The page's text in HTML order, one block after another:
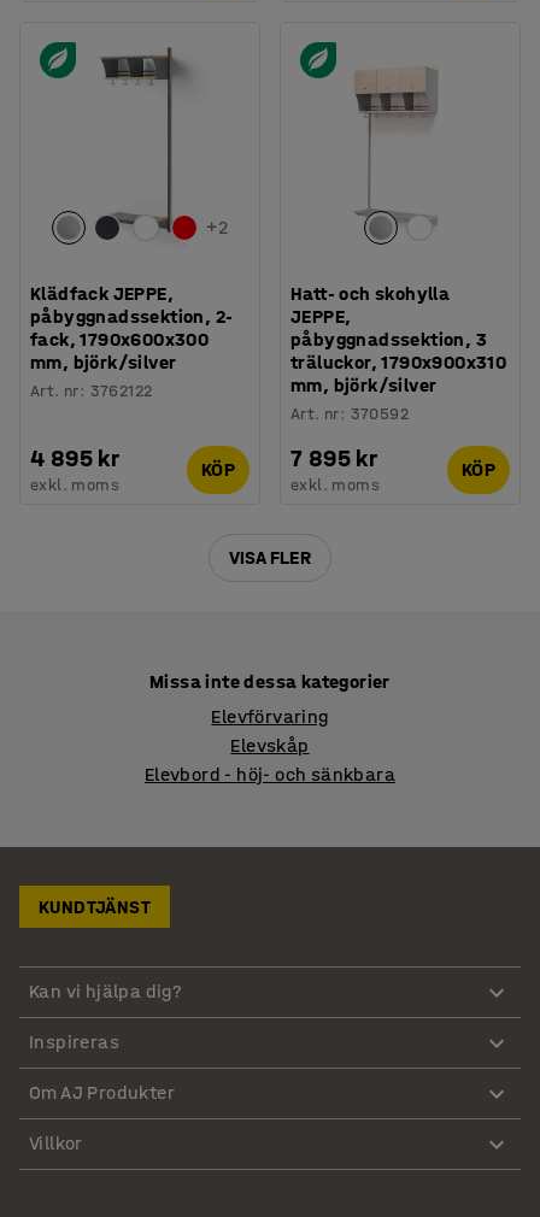
+2
Klädfack JEPPE,
påbyggnadssektion, 2-
fack, 1790x600x300
mm, björk/silver
Art. nr: 3762122
4 895 kr
exkl. moms
KÖP
Hatt- och skohylla
JEPPE,
påbyggnadssektion, 3
träluckor, 1790x900x310
mm, björk/silver
Art. nr: 370592
7 895 kr
exkl. moms
KÖP
VISA FLER
Missa inte dessa kategorier
Elevförvaring
Elevskåp
Elevbord - höj- och sänkbara
KUNDTJÄNST
Kan vi hjälpa dig?
Inspireras
Om AJ Produkter
Villkor